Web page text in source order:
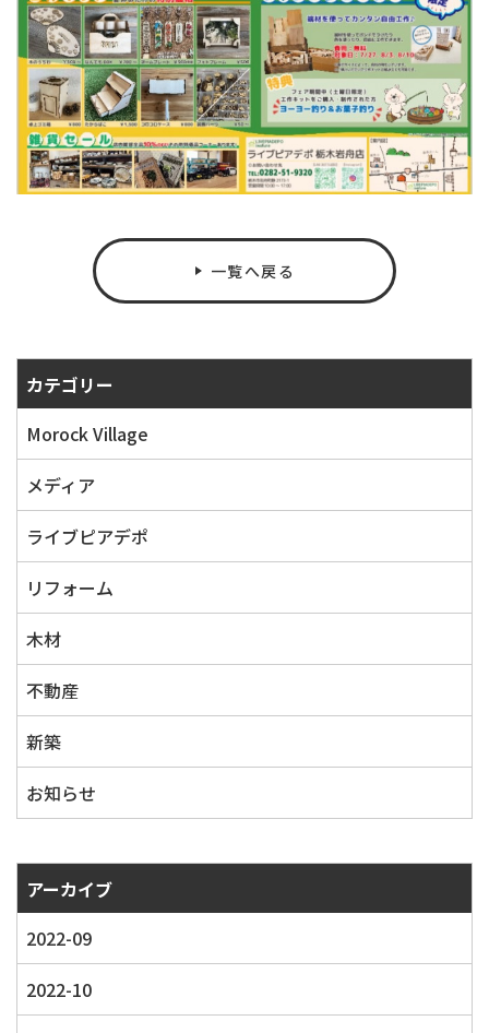
一覧へ戻る
カテゴリー
Morock Village
メディア
ライブピアデポ
リフォーム
木材
不動産
新築
お知らせ
アーカイブ
2022-09
2022-10